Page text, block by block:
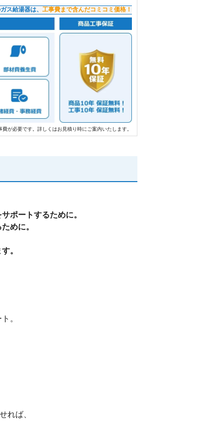
ス給湯器は、 工事費まで含んだコミコミ価格！
が必要です。詳しくはお見積り時にご案内いたします。
ポートするために。
めに。
。
。
れば、